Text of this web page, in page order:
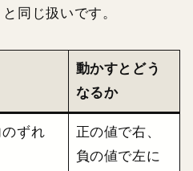
と同じ扱いです。
動かすとどう
なるか
ずれ
正の値で右、
負の値で左に